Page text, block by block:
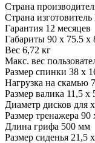
Страна
Страна изготовитель
Гарантия 12 месяцев
Габариты 90 х 75.5 х
Вес 6,72 кг
Макс. вес
Размер спинки 38 х
Нагрузка на скамью
Размер валика 11,5 х
Диаметр дисков для
Размер тренажера 90
Длина грифа 500 мм
Размер сиденья 21,5